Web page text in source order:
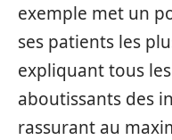
exemple met un
ses patients les
expliquant tous
aboutissants des
rassurant au